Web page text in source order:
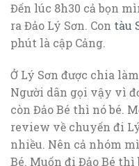
Đến lúc 8h30 cả bọn
ra Đảo Lý Sơn. Con tàu
phút là cập Cảng.
Ở Lý Sơn được chia
Người dân gọi vậy vì
còn Đảo Bé thì nó bé.
review về chuyến đi
nhiều. Nên cả nhóm
Bé. Muốn đi Đảo Bé